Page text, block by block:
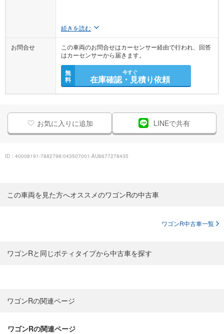
続きを読む
お問合せ
この車両のお問合せはカーセンサー経由で行われ、回答
はカーセンサーから届きます。
無
料
今すぐ
在庫確認・見積り依頼
お気に入りに追加 LINEで共有
ID：40008191-7882798:043507001-AU6677278435
この車両を見た方へオススメのワゴンRの中古車
ワゴンR中古車一覧
ワゴンRと同じボティタイプから中古車を探す
ワゴンRの関連ページ
ワゴンRの関連ページ